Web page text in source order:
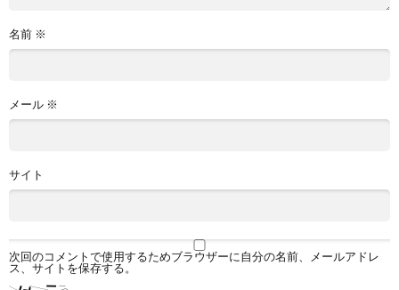
名前 ※
メール ※
サイト
次回のコメントで使用するためブラウザーに自分の名前、メールアドレ
ス、サイトを保存する。